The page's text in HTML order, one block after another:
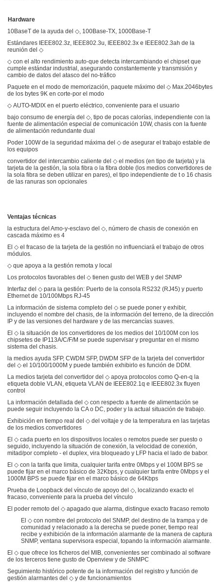
Hardware
10BaseT de la ayuda del ◇, 100Base-TX, 1000Base-T
Estándares IEEE802.3z, IEEE802.3u, IEEE802.3x e IEEE802.3ah de la
reunión del ◇
◇ con el alto rendimiento auto-que detecta intercambiando el chipset que
cumple estándar industrial, asegurando constantemente y transmisión y
cambio de datos del atasco del no-tráfico
Paquete en el modo de memorización, paquete máximo del ◇ Max.2046bytes
de los bytes 9K en corte-por el modo
◇ AUTO-MDIX en el puerto eléctrico, conveniente para el usuario
bajo consumo de energía del ◇, tipo de pocas calorías, independiente con la
fuente de alimentación especial de comunicación 10W, chasis con la fuente
de alimentación redundante dual
Poder 100W de la seguridad máxima del ◇ de asegurar el trabajo estable de
los equipos
convertidor del intercambio caliente del ◇ el medios (en tipo de tarjeta) y la
tarjeta de la gestión, la sola fibra o la fibra doble (los medios convertidores de
la sola fibra se deben utilizar en pares), el tipo independiente de t o 16 chasis
de las ranuras son opcionales
Ventajas técnicas
la estructura del Amo-y-esclavo del ◇, número de chasis de conexión en
cascada máximo es 4
El ◇ el fracaso de la tarjeta de la gestión no influenciará el trabajo de otros
módulos.
◇ que apoya a la gestión remota y local
Los protocolos favorables del ◇ tienen gusto del WEB y del SNMP
Interfaz del ◇ para la gestión: Puerto de la consola RS232 (RJ45) y puerto
Ethernet de 10/100Mbps RJ-45
La información de sistema completo del ◇ se puede poner y exhibir,
incluyendo el nombre del chasis, de la información del terreno, de la dirección
IP y de las versiones del hardware y de las mercancías suaves.
El ◇ la situación de los convertidores de los medios del 10/100M con los
chipsetes de IP113A/C/F/M se puede supervisar y preguntar en el mismo
sistema del chasis.
la medios ayuda SFP, CWDM SFP, DWDM SFP de la tarjeta del convertidor
del ◇ el 10/100/1000M y puede también exhibirlo es función de DDM.
La medios tarjeta del convertidor del ◇ apoya protocolos como Q-en-q la
etiqueta doble VLAN, etiqueta VLAN de IEEE802.1q e IEEE802.3x fluyen
control
La información detallada del ◇ con respecto a fuente de alimentación se
puede seguir incluyendo la CA o DC, poder y la actual situación de trabajo.
Exhibición en tiempo real del ◇ del voltaje y de la temperatura en las tarjetas
de los medios convertidores
El ◇ cada puerto en los dispositivos locales o remotos puede ser puesto o
seguido, incluyendo la situación de conexión, la velocidad de conexión,
mitad/por completo - el duplex, vira bloqueado y LFP hacia el lado de babor.
El ◇ con la tarifa que limita, cualquier tarifa entre 0Mbps y el 100M BPS se
puede fijar en el marco básico de 32Kbps, y cualquier tarifa entre 0Mbps y el
1000M BPS se puede fijar en el marco básico de 64Kbps
Prueba de Loopback del vínculo de apoyo del ◇, localizando exacto el
fracaso, conveniente para la prueba del vínculo
El poder remoto del ◇ apagado que alarma, distingue exacto fracaso remoto
El ◇ con nombre del protocolo del SNMP, del destino de la trampa y de
comunidad y relacionado a la derecha se puede poner, tiempo real
recibe y exhibición de la información alarmante de la manera de captura
SNMP, ventana supervisora especial, topando la información alarmante.
El ◇ que ofrece los ficheros del MIB, convenientes ser combinado al software
de los terceros tiene gusto de Openview y de SNMPC
Seguimiento histórico potente de la información del registro y función de
gestión alarmantes del ◇ y de funcionamientos